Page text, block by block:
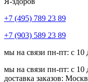
+7 (495) 789 23 89
+7 (903) 589 23 89
мы на связи пн-пт: с
мы на связи пн-пт: с
доставка заказов: